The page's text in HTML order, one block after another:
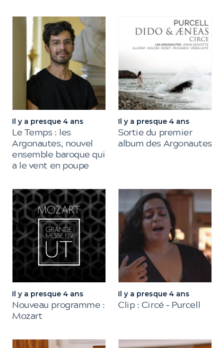
Il y a presque 4 ans
Le Temps : les
Argonautes, nouvel
ensemble baroque qui
a le vent en poupe
Il y a presque 4 ans
Sortie du premier
album des Argonautes
Il y a presque 4 ans
Nouveau programme :
Mozart
Il y a presque 4 ans
Clip : Circé – Purcell